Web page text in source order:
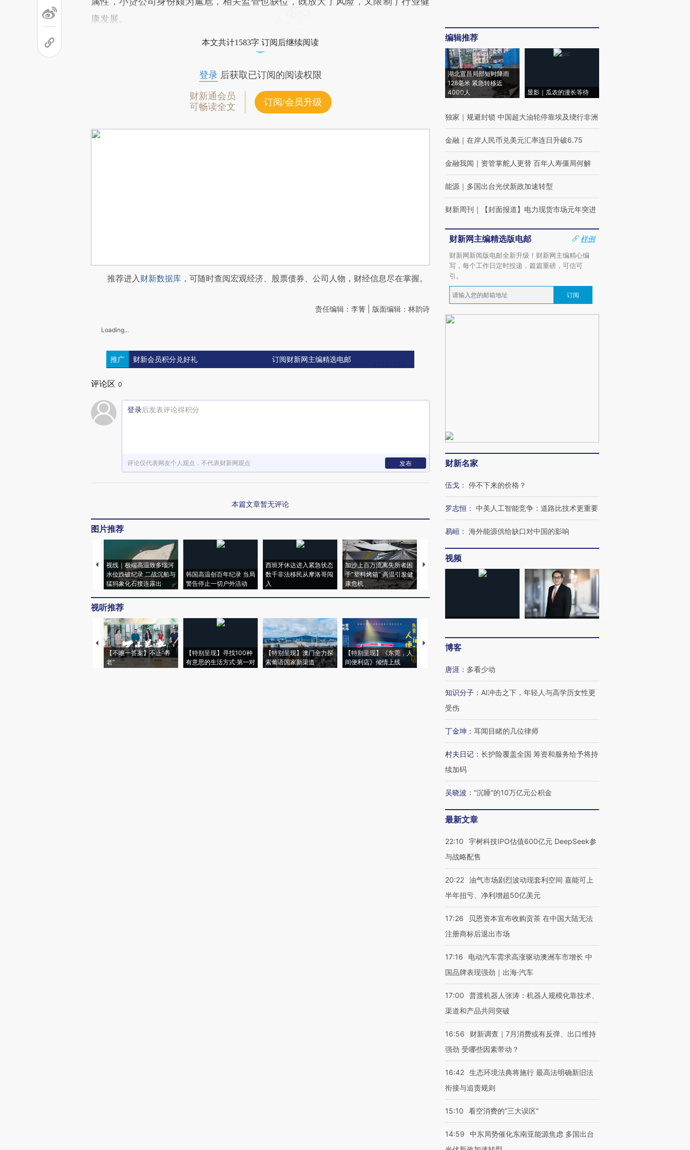
康发展。
本文共计1583字 订阅后继续阅读
登录后获取已订阅的阅读权限
财新通会员
可畅读全文
订阅/会员升级
推荐进入财新数据库 ，可随时查阅宏观经济、股票债券、公司人物，财经信息尽在掌握。
责任编辑：李箐 | 版面编辑：林韵诗
Loading...
推广 财新会员积分兑好礼 订阅财新网主编精选电邮
评论区 0
登录后发表评论得积分
评论仅代表网友个人观点，不代表财新网观点 发布
本篇文章暂无评论
图片推荐
视线｜极端高温致多瑙河
水位跌破纪录 二战沉船与
猛犸象化石接连露出
韩国高温创百年纪录 当局
警告停止一切户外活动
西班牙休达进入紧急状态
数千非法移民从摩洛哥闯
入
加沙上百万流离失所者困
于“塑料烤箱” 高温引发健
康危机
视线｜HYROX的吸金
术：是什么让中产们甘
粒摇头丸 尿检体内含3种
度Z世代 用街头抗争将教
育部长拱下台
视听推荐
【不唯一答案】不止“养
老”
【特别呈现】寻找100种
有意思的生活方式·第一对
【特别呈现】澳门全力探
索葡语国家新渠道
【特别呈现】《东莞，人
间便利店》倾情上线
【推广】走进第四届链博
会，让数智科技“链”接产
编辑推荐
湖北宜昌局部短时降雨
128毫米 紧急转移近
4000人
显影｜瓜农的漫长等待
独家 ｜ 规避封锁 中国超大油轮停靠埃及绕行非洲
金融 ｜ 在岸人民币兑美元汇率连日升破6.75
金融我闻 ｜ 资管掌舵人更替 百年人寿僵局何解
能源 ｜ 多国出台光伏新政加速转型
财新周刊 ｜ 【封面报道】电力现货市场元年突进
财新网主编精选版电邮
样例
财新网新闻版电邮全新升级！财新网主编精心编
写，每个工作日定时投递，篇篇重磅，可信可
引。
订阅
财新名家
伍戈 ： 停不下来的价格？
罗志恒 ： 中美人工智能竞争：道路比技术更重要
易峘 ： 海外能源供给缺口对中国的影响
视频
博客
唐涯 ： 多看少动
知识分子 ： AI冲击之下，年轻人与高学历女性更
受伤
丁金坤 ： 耳闻目睹的几位律师
村夫日记 ： 长护险覆盖全国 筹资和服务给予将持
续加码
吴晓波 ： “沉睡”的10万亿元公积金
最新文章
22:10
宇树科技IPO估值600亿元 DeepSeek参
与战略配售
20:22 油气市场剧烈波动现套利空间 嘉能可上
半年扭亏、净利增超50亿美元
17:26
贝恩资本宣布收购贡茶 在中国大陆无法
注册商标后退出市场
17:16
电动汽车需求高涨驱动澳洲车市增长 中
国品牌表现强劲｜出海·汽车
17:00
普渡机器人张涛：机器人规模化靠技术、
渠道和产品共同突破
16:56
财新调查｜7月消费或有反弹、出口维持
强劲 受哪些因素带动？
16:42 生态环境法典将施行 最高法明确新旧法
衔接与追责规则
15:10 看空消费的“三大误区”
14:59
中东局势催化东南亚能源焦虑 多国出台